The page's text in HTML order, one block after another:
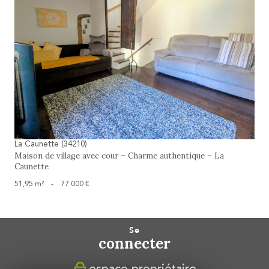
voir le bien
La Caunette (34210)
Maison de village avec cour – Charme authentique – La
Caunette
51,95 m² - 77 000 €
se
connecter